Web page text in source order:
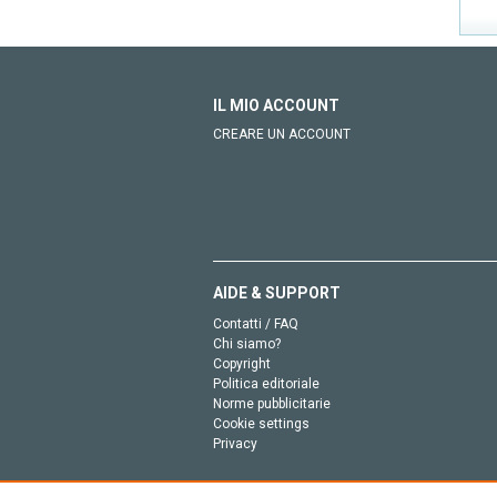
IL MIO ACCOUNT
CREARE UN ACCOUNT
AIDE & SUPPORT
Contatti / FAQ
Chi siamo?
Copyright
Politica editoriale
Norme pubblicitarie
Cookie settings
Privacy